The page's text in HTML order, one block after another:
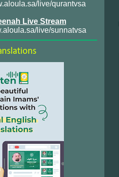
live/qurantvsa
Live Stream
live/sunnatvsa